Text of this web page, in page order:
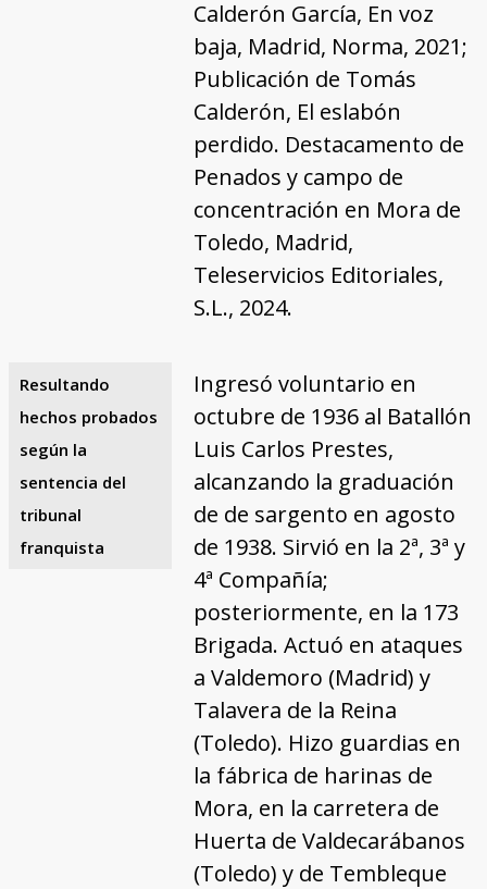
Calderón García, En voz
baja, Madrid, Norma, 2021;
Publicación de Tomás
Calderón, El eslabón
perdido. Destacamento de
Penados y campo de
concentración en Mora de
Toledo, Madrid,
Teleservicios Editoriales,
S.L., 2024.
Resultando
hechos probados
según la
sentencia del
tribunal
franquista
Ingresó voluntario en
octubre de 1936 al Batallón
Luis Carlos Prestes,
alcanzando la graduación
de de sargento en agosto
de 1938. Sirvió en la 2ª, 3ª y
4ª Compañía;
posteriormente, en la 173
Brigada. Actuó en ataques
a Valdemoro (Madrid) y
Talavera de la Reina
(Toledo). Hizo guardias en
la fábrica de harinas de
Mora, en la carretera de
Huerta de Valdecarábanos
(Toledo) y de Tembleque